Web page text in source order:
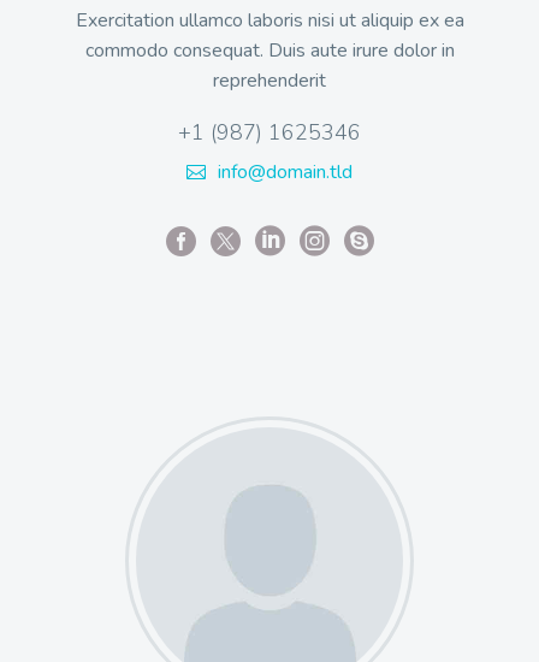
Exercitation ullamco laboris nisi ut aliquip ex ea
commodo consequat. Duis aute irure dolor in
reprehenderit
+1 (987) 1625346
info@domain.tld